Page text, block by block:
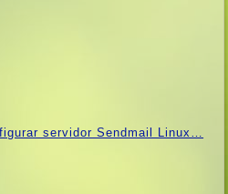
servidor Sendmail Linux…